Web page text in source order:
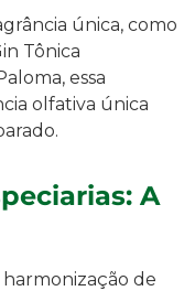
única, como
Tônica
essa
olfativa única
A
harmonização de